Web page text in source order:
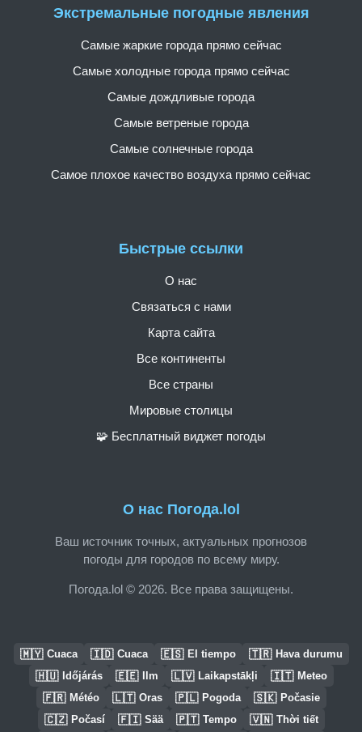
О нас Погода.lol
Ваш источник точных, актуальных прогнозов
погоды для городов по всему миру.
Погода.lol © 2026. Все права защищены.
Быстрые ссылки
О нас
Связаться с нами
Карта сайта
Все континенты
Все страны
Мировые столицы
🧩 Бесплатный виджет погоды
Экстремальные погодные явления
Самые жаркие города прямо сейчас
Самые холодные города прямо сейчас
Самые дождливые города
Самые ветреные города
Самые солнечные города
Самое плохое качество воздуха прямо сейчас
🇲🇾 Cuaca 🇮🇩 Cuaca 🇪🇸 El tiempo 🇹🇷 Hava durumu
🇭🇺 Időjárás 🇪🇪 Ilm 🇱🇻 Laikapstākļi 🇮🇹 Meteo
🇫🇷 Météo 🇱🇹 Oras 🇵🇱 Pogoda 🇸🇰 Počasie
🇨🇿 Počasí 🇫🇮 Sää 🇵🇹 Tempo 🇻🇳 Thời tiết